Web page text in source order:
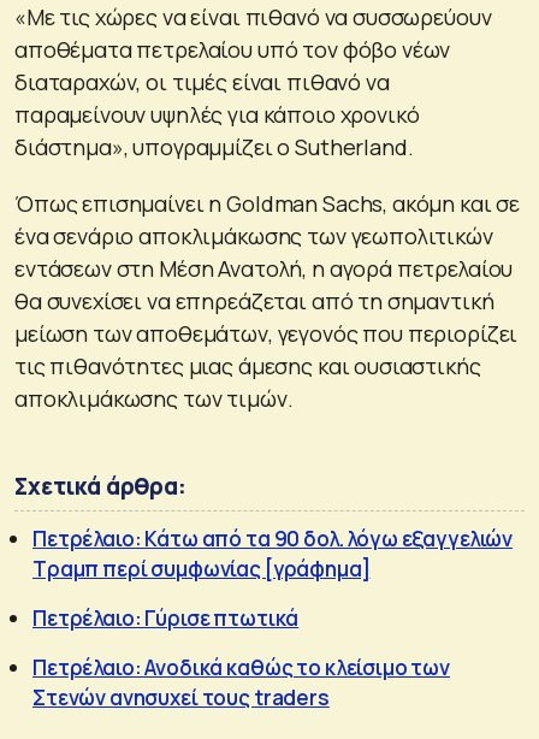
«Με τις χώρες να είναι πιθανό να συσσωρεύουν
αποθέματα πετρελαίου υπό τον φόβο νέων
διαταραχών, οι τιμές είναι πιθανό να
παραμείνουν υψηλές για κάποιο χρονικό
διάστημα», υπογραμμίζει ο Sutherland.
Όπως επισημαίνει η Goldman Sachs, ακόμη και σε
ένα σενάριο αποκλιμάκωσης των γεωπολιτικών
εντάσεων στη Μέση Ανατολή, η αγορά πετρελαίου
θα συνεχίσει να επηρεάζεται από τη σημαντική
μείωση των αποθεμάτων, γεγονός που περιορίζει
τις πιθανότητες μιας άμεσης και ουσιαστικής
αποκλιμάκωσης των τιμών.
Σχετικά άρθρα:
Πετρέλαιο: Κάτω από τα 90 δολ. λόγω εξαγγελιών
Τραμπ περί συμφωνίας [γράφημα]
Πετρέλαιο: Γύρισε πτωτικά
Πετρέλαιο: Ανοδικά καθώς το κλείσιμο των
Στενών ανησυχεί τους traders